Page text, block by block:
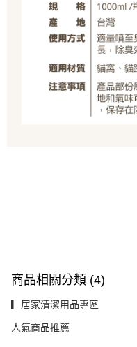
商品相關分類 (4)
▎居家清潔用品專區
人氣商品推薦